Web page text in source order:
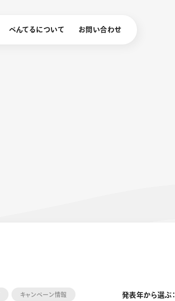
ぺんてるについて お問い合わせ
キャンペーン情報 発表年から選ぶ：